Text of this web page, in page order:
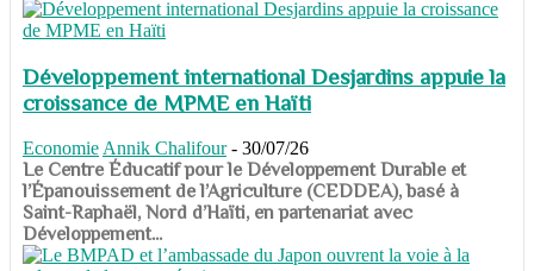
Développement international Desjardins appuie la
croissance de MPME en Haïti
Economie Annik Chalifour - 30/07/26
​​​​​​​Le Centre Éducatif pour le Développement Durable et
l’Épanouissement de l’Agriculture (CEDDEA), basé à
Saint-Raphaël, Nord d’Haïti, en partenariat avec
Développement...